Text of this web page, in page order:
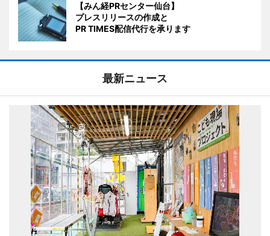
【みん経PRセンター仙台】
プレスリリースの作成と
PR TIMES配信代行を承ります
最新ニュース